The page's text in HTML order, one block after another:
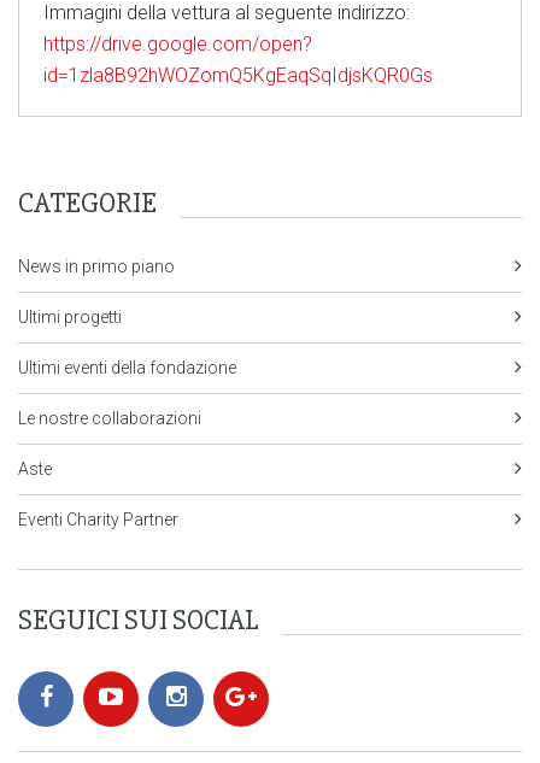
Immagini della vettura al seguente indirizzo:
https://drive.google.com/open?
id=1zla8B92hWOZomQ5KgEaqSqIdjsKQR0Gs
CATEGORIE
News in primo piano
Ultimi progetti
Ultimi eventi della fondazione
Le nostre collaborazioni
Aste
Eventi Charity Partner
SEGUICI SUI SOCIAL